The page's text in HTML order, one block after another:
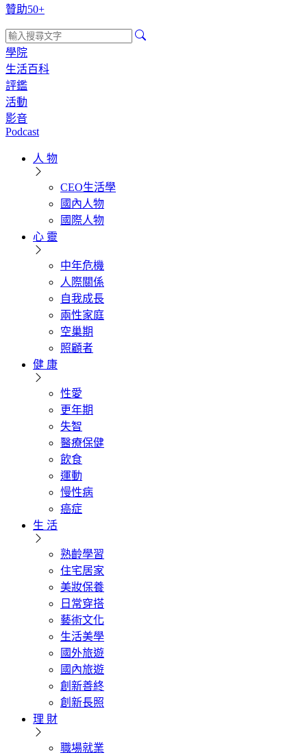
贊助50+
學院
生活百科
評鑑
活動
影音
Podcast
人 物
CEO生活學
國內人物
國際人物
心 靈
中年危機
人際關係
自我成長
兩性家庭
空巢期
照顧者
健 康
性愛
更年期
失智
醫療保健
飲食
運動
慢性病
癌症
生 活
熟齡學習
住宅居家
美妝保養
日常穿搭
藝術文化
生活美學
國外旅遊
國內旅遊
創新善終
創新長照
理 財
職場就業